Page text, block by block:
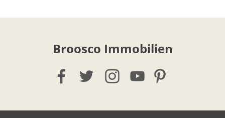
Broosco Immobilien